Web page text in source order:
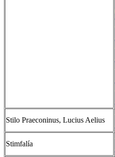
Stilo Praeconinus, Lucius Aelius
Stimfalía